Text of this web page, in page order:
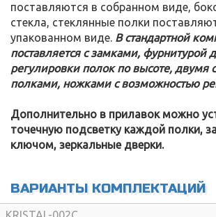
поставляются в собранном виде,
стекла, стеклянные полки
упакованном виде. В стандартной
поставляется с замками, фурнитурой
регулировки полок по высоте, двумя
полками, ножками с возможностью
Дополнительно в прилавок можно
точечную подсветку каждой полки,
ключом, зеркальные дверки.
ВАРИАНТЫ КОМПЛЕКТАЦИЙ